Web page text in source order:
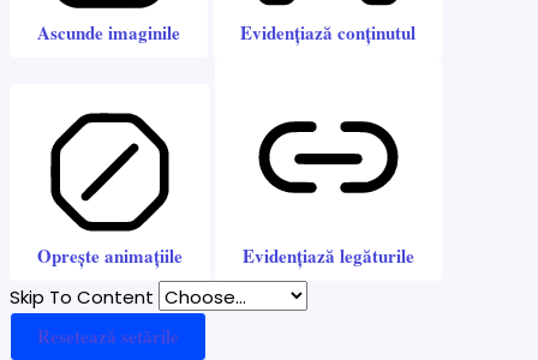
Ascunde imaginile Evidențiază conținutul
Oprește animațiile Evidențiază legăturile
Skip To Content
Resetează setările